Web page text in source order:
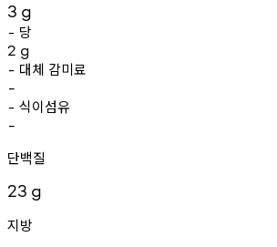
3 g
- 당
2 g
- 대체 감미료
-
- 식이섬유
-
단백질
23 g
지방